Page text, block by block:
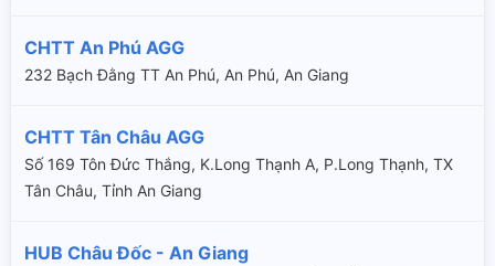
CHTT An Phú AGG
232 Bạch Đằng TT An Phú, An Phú, An Giang
CHTT Tân Châu AGG
Số 169 Tôn Đức Thắng, K.Long Thạnh A, P.Long Thạnh, TX
Tân Châu, Tỉnh An Giang
HUB Châu Đốc - An Giang